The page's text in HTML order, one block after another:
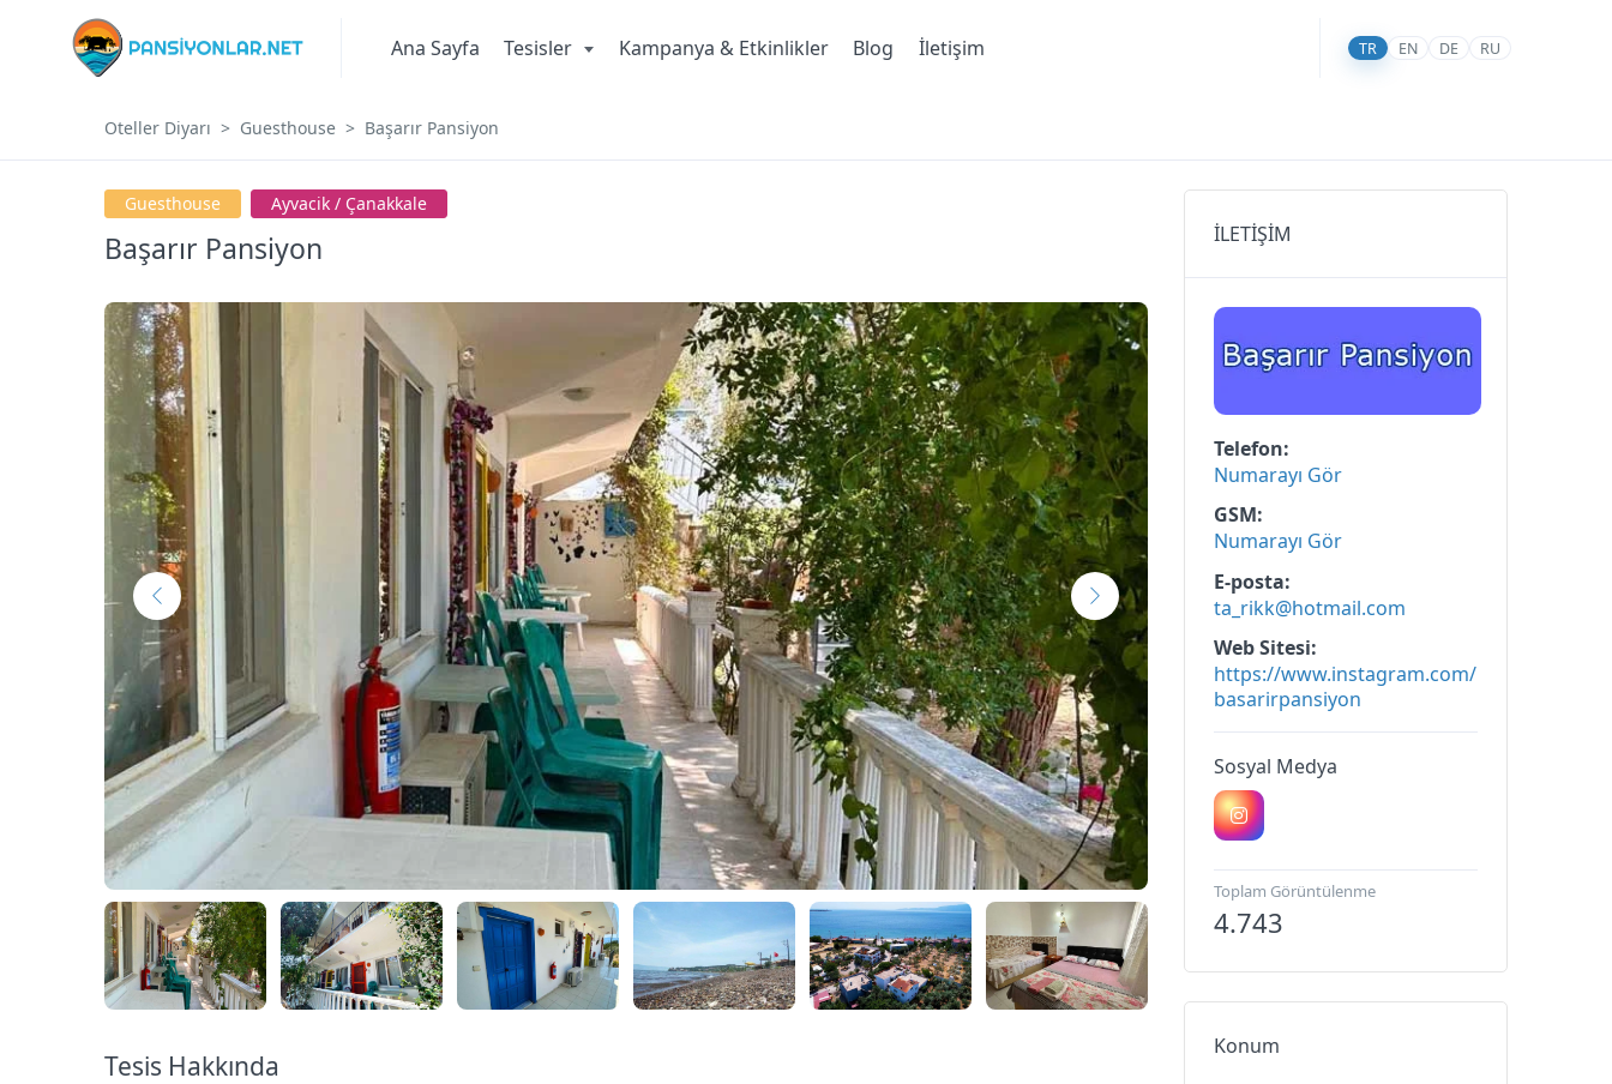
Ana Sayfa Tesisler Kampanya & Etkinlikler Blog İletişim TR EN DE RU
Oteller Diyarı Guesthouse Başarır Pansiyon
Guesthouse Ayvacik / Çanakkale
Başarır Pansiyon
Tesis Hakkında
İLETİŞİM
Telefon
Numarayı Gör
GSM
Numarayı Gör
E-posta
ta_rikk@hotmail.com
Web Sitesi
https://www.instagram.com/
basarirpansiyon
Sosyal Medya
Toplam Görüntülenme
4.743
Konum